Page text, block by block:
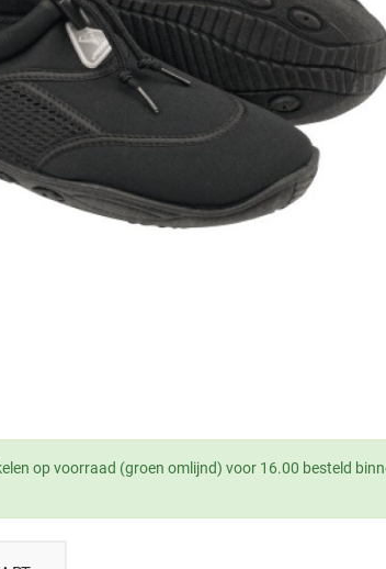
op voorraad (groen omlijnd) voor 16.00 besteld